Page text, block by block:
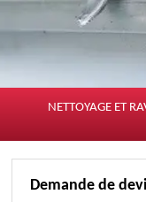
NETTOYAGE ET
Demande de